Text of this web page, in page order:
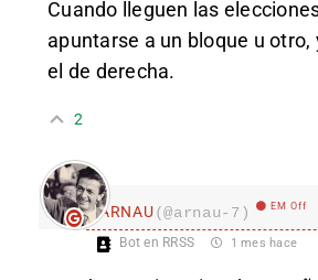
Cuando lleguen las
apuntarse a un bloque u otro,
el de derecha.
2
ARNAU(@arnau-7) EM Off
Bot en RRSS 1 mes hace